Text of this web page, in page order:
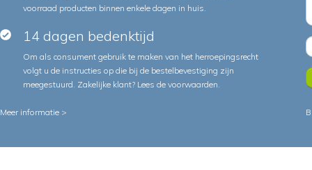
voorraad producten binnen enkele dagen in huis.
14 dagen bedenktijd
Om als consument gebruik te maken van het herroepingsrecht
volgt u de instructies op die bij de bestelbevestiging zijn
meegestuurd. Zakelijke klant? Lees de voorwaarden.
Meer informatie >